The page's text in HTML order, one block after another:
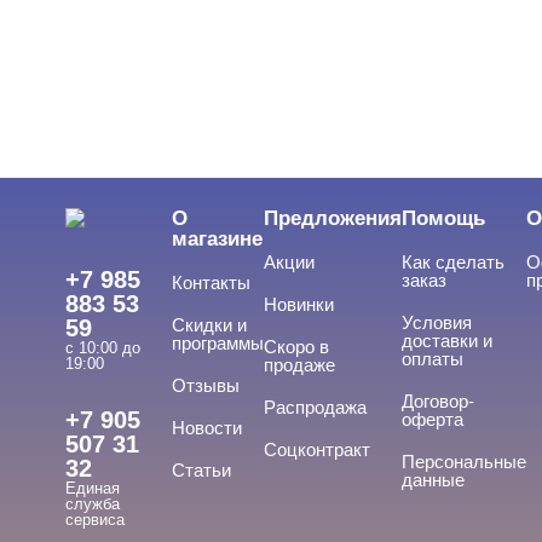
Ресницы KODI
Ресницы Lady Victory, YRE
Ресницы TNL
Ресницы TRIUMPH
Ресницы для наращивания, RUNAIL
Сопутствующие материалы
Трафареты для бровей
+7 985
883 53
59
с 10:00 до
19:00
+7 905
507 31
32
Единая
служба
сервиса
О
магазине
Контакты
Скидки и
программы
Отзывы
Новости
Статьи
Предложения
Акции
Новинки
Скоро в
продаже
Распродажа
Соцконтракт
Помощь
Как сделать
заказ
Условия
доставки и
оплаты
Договор-
оферта
Персональные
данные